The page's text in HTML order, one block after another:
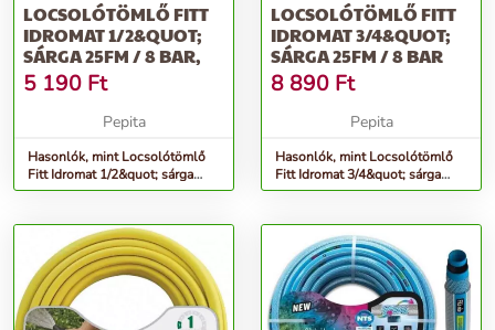
LOCSOLÓTÖMLŐ FITT
IDROMAT 1/2&QUOT;
SÁRGA 25FM / 8 BAR,
5 190 Ft
Pepita
Hasonlók, mint Locsolótömlő
Fitt Idromat 1/2&quot; sárga
25fm / 8 bar,
LOCSOLÓTÖMLŐ FITT
IDROMAT 3/4&QUOT;
SÁRGA 25FM / 8 BAR
8 890 Ft
Pepita
Hasonlók, mint Locsolótömlő
Fitt Idromat 3/4&quot; sárga
25fm / 8 bar